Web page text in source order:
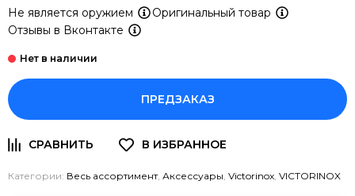
Не является оружием
Оригинальный товар
Отзывы в Вконтакте
ПРЕДЗАКАЗ
Категории: Весь ассортимент, Аксессуары, Victorinox, VICTORINOX